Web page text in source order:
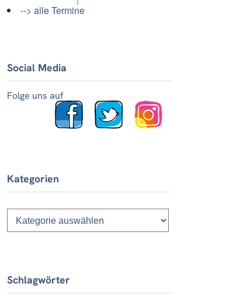
--> alle Termine
Social Media
Folge uns auf
Kategorien
Kategorien
Schlagwörter